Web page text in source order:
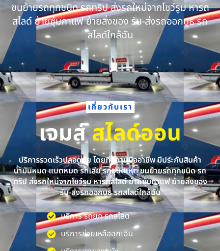
ขนย้ายรถทุกชนิด รถทริป ส่งรถใหม่จากโชว์รูม หารถ
สไลด์ ย้ายซุ้มกาแฟ ย้ายสิ่งของ รับ-ส่งรถออกบูธ รถ
สไลด์ใกล้ฉัน
เกี่ยวกับเรา
เจมส์สไลด์ออน
บริการรวดเร็วปลอดภัย โดยทีมงานมืออาชีพ มีประกันสินค้า
น้ำมันหมด แบตหมด รถเสีย รถอุบัติเหตุ ขนย้ายรถทุกชนิด รถ
ทริป ส่งรถใหม่จากโชว์รูม หารถสไลด์ ย้ายซุ้มกาแฟ ย้ายสิ่งของ
รับ-ส่งรถออกบูธ รถสไลด์ใกล้ฉัน
บริการ รถยก รถสไลด์
บริการช่วยเหลือฉุกเฉิน